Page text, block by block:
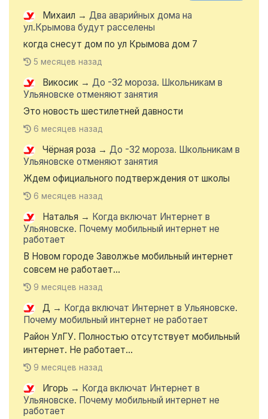
Михаил → Два аварийных дома на
ул.Крымова будут расселены
когда снесут дом по ул Крымова дом 7
5 месяцев назад
Викосик → До -32 мороза. Школьникам в
Ульяновске отменяют занятия
Это новость шестилетней давности
6 месяцев назад
Чёрная роза → До -32 мороза. Школьникам в
Ульяновске отменяют занятия
Ждем официального подтверждения от школы
6 месяцев назад
Наталья → Когда включат Интернет в
Ульяновске. Почему мобильный интернет не
работает
В Новом городе Заволжье мобильный интернет
совсем не работает...
9 месяцев назад
Д → Когда включат Интернет в Ульяновске.
Почему мобильный интернет не работает
Район УлГУ. Полностью отсутствует мобильный
интернет. Не работает...
9 месяцев назад
Игорь → Когда включат Интернет в
Ульяновске. Почему мобильный интернет не
работает